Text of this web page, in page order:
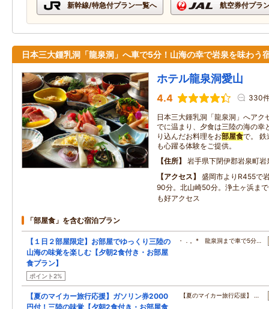
新幹線/特急付プラン一覧へ 航空券付プラ
日本三大鍾乳洞「龍泉洞」へ車で5分！山海の幸で岩泉を味わう
ホテル龍泉洞愛山
4.4 330
日本三大鍾乳洞「龍泉洞」へアク
でに温まり、夕食は三陸の海の幸
り込んだお料理をお部屋食で。 鉄
も心躍る体験をご提供。
住所
岩手県下閉伊郡岩泉町
アクセス
盛岡市よりR455で
90分。北山崎50分。浄土ヶ浜ま
も好アクセス
「部屋食」を含む宿泊プラン
【１日２部屋限定】お部屋でゆっくり三陸の
山海の味覚を楽しむ【夕朝2食付き・お部屋
食プラン】
ポイント2%
・．。* 龍泉洞まで車で5分…
【夏のマイカー旅行応援】ガソリン券2000
円付！三陸の味覚【夕朝2食付き・お部屋食
【夏のマイカー旅行応援】 …